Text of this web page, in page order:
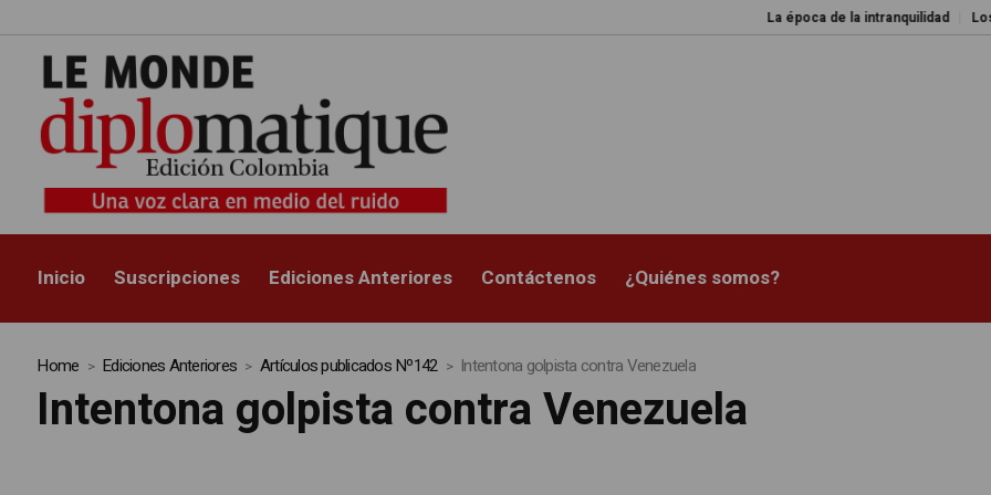
La época de la intranquilidad Los amos
Inicio Suscripciones Ediciones Anteriores Contáctenos ¿Quiénes somos?
Home Ediciones Anteriores Artículos publicados Nº142 Intentona golpista contra Venezuela
Intentona golpista contra Venezuela